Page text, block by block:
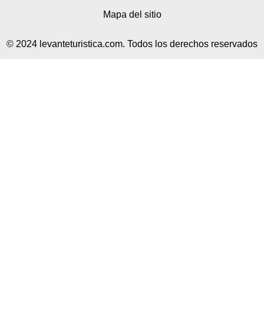
Mapa del sitio
© 2024 levanteturistica.com. Todos los derechos reservados